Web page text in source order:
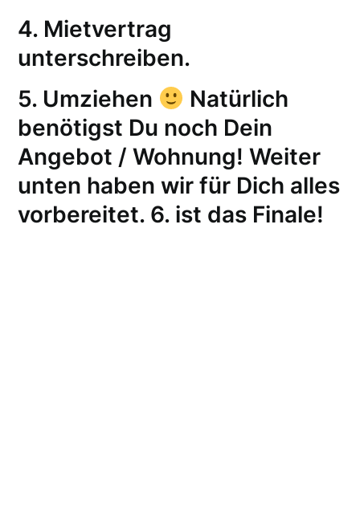
4. Mietvertrag
unterschreiben.
5. Umziehen
Natürlich
benötigst Du noch Dein
Angebot / Wohnung! Weiter
unten haben wir für Dich alles
vorbereitet. 6. ist das Finale!